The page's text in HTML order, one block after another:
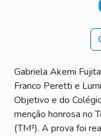
Gabriela Akemi
Franco Peretti e
Objetivo e do
menção honrosa no
(TM²). A prova foi